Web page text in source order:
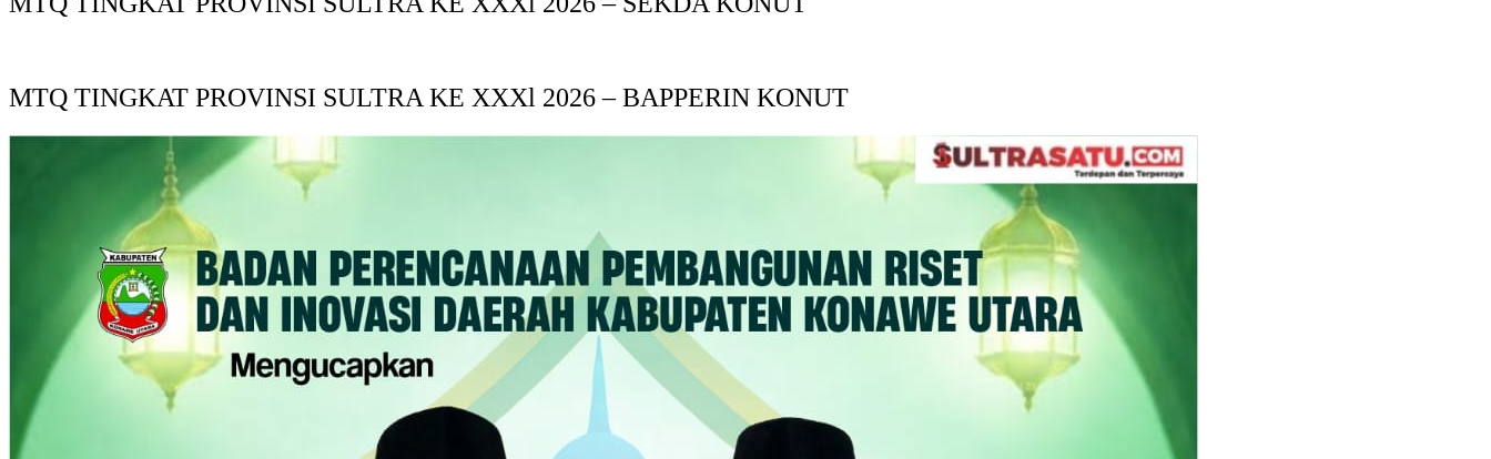
MTQ TINGKAT PROVINSI SULTRA KE XXXl 2026 – BAPPERIN KONUT